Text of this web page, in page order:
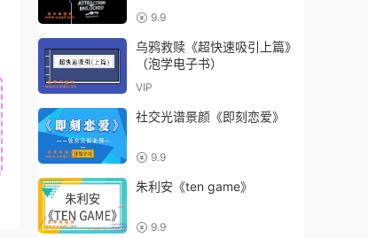
9.9
乌鸦救赎《超快速吸引上篇》
（泡学电子书）
VIP
社交光谱景颜《即刻恋爱》
9.9
朱利安《ten game》
9.9